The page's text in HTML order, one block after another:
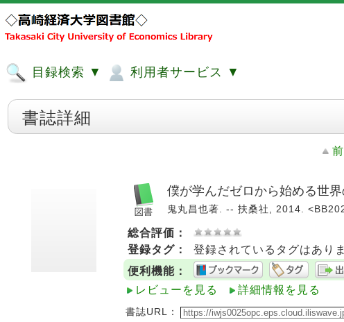
目録検索 ▼ 利用者サービス ▼
書誌詳細
僕が学んだゼロから始める世
鬼丸昌也著. -- 扶桑社, 2014.
総合評価：
登録タグ：
登録されているタグはあり
便利機能：
レビューを見る
詳細情報を見る
書誌URL：